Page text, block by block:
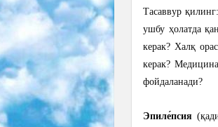
Тасаввур
ушбу ҳолатда
керак? Халқ
керак?
фойдаланади?
Эпиле́псия